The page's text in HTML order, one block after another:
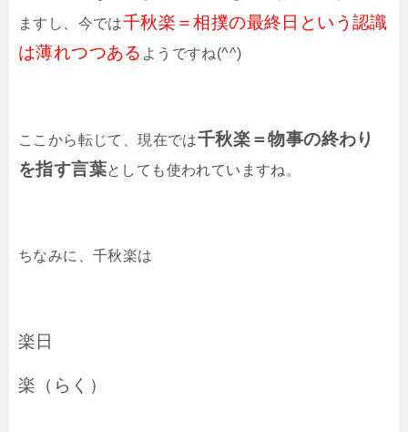
ますし、今では千秋楽＝相撲の最終日という認識
は薄れつつある ようですね(^^)
ここから転じて、現在では千秋楽＝物事の終わり
を指す言葉としても使われていますね。
ちなみに、千秋楽は
楽日
楽（らく）